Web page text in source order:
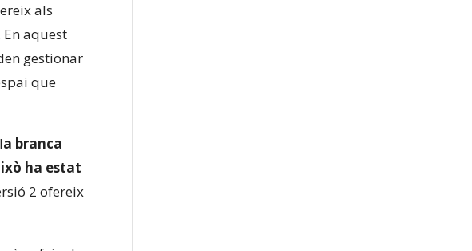
als
aquest
gestionar
que
a branca
ha estat
2 ofereix